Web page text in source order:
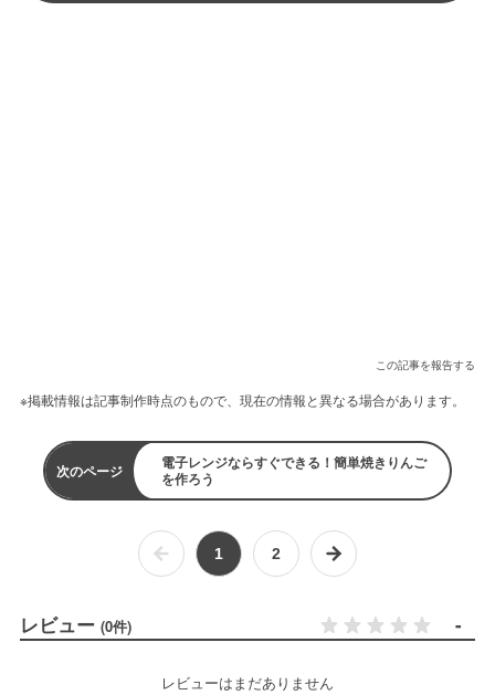
この記事を報告する
※掲載情報は記事制作時点のもので、現在の情報と異なる場合があります。
次のページ
電子レンジならすぐできる！簡単焼きりんご
を作ろう
1 2
レビュー (0件) -
レビューはまだありません